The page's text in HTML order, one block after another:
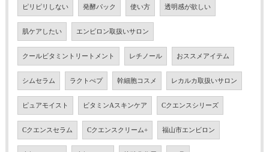
ピリピリしない 発酵パック 使い方 透明感が欲しい
肌ケアしたい エンビロン取扱いサロン
クールビタミントリートメント レチノール おススメアイテム
シムセラム ラクトぺプ 幹細胞コスメ レカルカ取扱いサロン
ピュアモイスト ビタミンAスキンケア Cクエンスシリーズ
Cクエンスセラム Cクエンスクリーム+ 福山市エンビロン